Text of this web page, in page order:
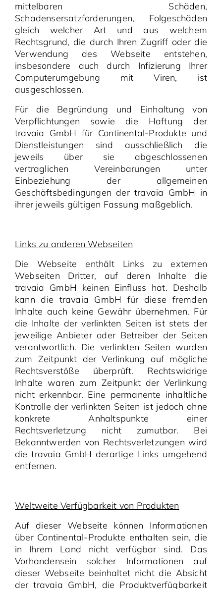
mittelbaren Schäden,
Schadensersatzforderungen, Folgeschäden
gleich welcher Art und aus welchem
Rechtsgrund, die durch Ihren Zugriff oder die
Verwendung des Webseite entstehen,
insbesondere auch durch Infizierung Ihrer
Computerumgebung mit Viren, ist
ausgeschlossen.
Für die Begründung und Einhaltung von
Verpflichtungen sowie die Haftung der
travaia GmbH für Continental-Produkte und
Dienstleistungen sind ausschließlich die
jeweils über sie abgeschlossenen
vertraglichen Vereinbarungen unter
Einbeziehung der allgemeinen
Geschäftsbedingungen der travaia GmbH in
ihrer jeweils gültigen Fassung maßgeblich.
Links zu anderen Webseiten
Die Webseite enthält Links zu externen
Webseiten Dritter, auf deren Inhalte die
travaia GmbH keinen Einfluss hat. Deshalb
kann die travaia GmbH für diese fremden
Inhalte auch keine Gewähr übernehmen. Für
die Inhalte der verlinkten Seiten ist stets der
jeweilige Anbieter oder Betreiber der Seiten
verantwortlich. Die verlinkten Seiten wurden
zum Zeitpunkt der Verlinkung auf mögliche
Rechtsverstöße überprüft. Rechtswidrige
Inhalte waren zum Zeitpunkt der Verlinkung
nicht erkennbar. Eine permanente inhaltliche
Kontrolle der verlinkten Seiten ist jedoch ohne
konkrete Anhaltspunkte einer
Rechtsverletzung nicht zumutbar. Bei
Bekanntwerden von Rechtsverletzungen wird
die travaia GmbH derartige Links umgehend
entfernen.
Weltweite Verfügbarkeit von Produkten
Auf dieser Webseite können Informationen
über Continental-Produkte enthalten sein, die
in Ihrem Land nicht verfügbar sind. Das
Vorhandensein solcher Informationen auf
dieser Webseite beinhaltet nicht die Absicht
der travaia GmbH, die Produktverfügbarkeit